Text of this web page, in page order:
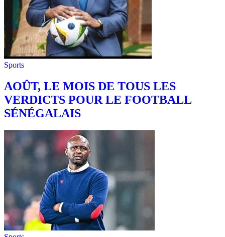
Sports
AOÛT, LE MOIS DE TOUS LES
VERDICTS POUR LE FOOTBALL
SÉNÉGALAIS